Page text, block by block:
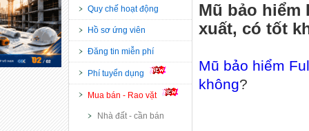
Quy chế hoạt động
Hồ sơ ứng viên
Đăng tin miễn phí
Phí tuyển dụng
Mua bán - Rao vặt
Nhà đất - cần bán
Mũ bảo
xuất, có tốt
Mũ bảo hiểm
không?